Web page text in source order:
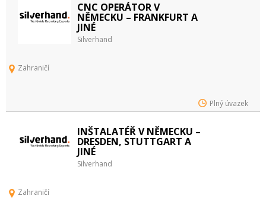
CNC OPERÁTOR V
NĚMECKU – FRANKFURT A
JINÉ
Silverhand
Zahraničí
Plný úvazek
INŠTALATÉŘ V NĚMECKU –
DRESDEN, STUTTGART A
JINÉ
Silverhand
Zahraničí